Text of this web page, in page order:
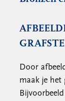
Door
maak je het